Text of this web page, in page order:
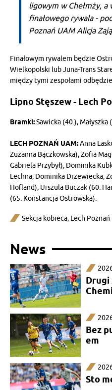
ligowym w Chełmży, a
finałowego rywala -
Poznań UAM Alicja
Finałowym rywalem będzie
Wielkopolski lub Juna-Trans
między tymi zespołami
Lipno Stęszew - Lech
Bramki:Sawicka (40.),
LECH POZNAŃ UAM:Anna
Zuzanna Bączkowska), Zofia
Gabriela Przybył), Dominika
Lechna, Dominika Drzewiecka,
Hofland), Urszula Buczak (60.
(65. Konstancja Ostrowska).
Sekcja kobieca, Lech Poznań
News
Drugi
Bez
em
Sto